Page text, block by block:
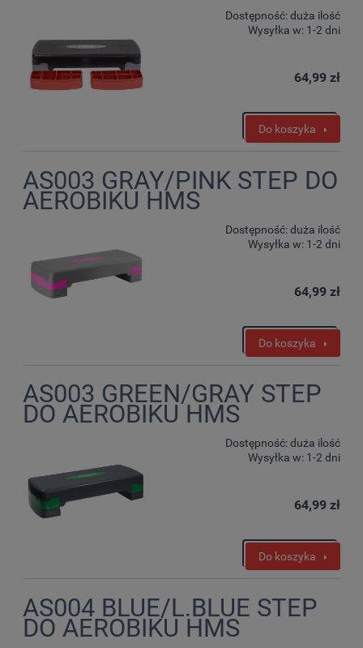
Dostępność:duża ilość
Wysyłka w: 1-2 dni
64,99 zł
Do koszyka
AS003 GRAY/PINK STEP DO
AEROBIKU HMS
Dostępność:duża ilość
Wysyłka w: 1-2 dni
64,99 zł
Do koszyka
AS003 GREEN/GRAY STEP
DO AEROBIKU HMS
Dostępność:duża ilość
Wysyłka w: 1-2 dni
64,99 zł
Do koszyka
AS004 BLUE/L.BLUE STEP
DO AEROBIKU HMS